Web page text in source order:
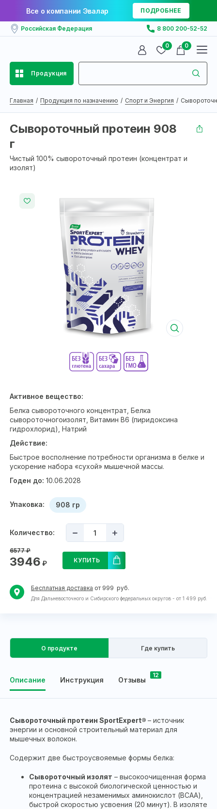
Все о компании Эвалар ПОДРОБНЕЕ
Российская Федерация 8 800 200-52-52
0 0
Продукция
Главная Продукция по назначению Спорт и Энергия
Сывороточный протеин 908
г
Чистый 100% сывороточный протеин (концентрат и
изолят)
Активное вещество:
Белка сывороточного концентрат, Белка
сывороточногоизолят, Витамин В6 (пиридоксина
гидрохлорид), Натрий
Действие:
Быстрое восполнение потребности организма в белке и
ускорение набора «сухой» мышечной массы.
Годен до: 10.06.2028
Упаковка: 908 гр
Количество:
6577₽
3946 ₽ КУПИТЬ
Бесплатная доставка от 999 руб.
Для Дальневосточного и Сибирского федеральных округов - от 1 499 руб.
О продукте Где купить
Описание Инструкция Отзывы
12
Сывороточный протеин SportExpert® – источник
энергии и основной строительный материал для
мышечных волокон.
Содержит две быстроусвояемые формы белка:
Сывороточный изолят – высокоочищенная форма
протеина с высокой биологической ценностью и
концентрацией незаменимых аминокислот (ВСАА),
быстрой скоростью усвоения (20 минут). В изоляте